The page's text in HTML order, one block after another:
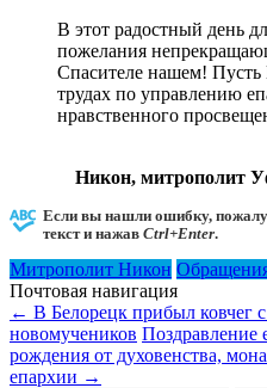
В этот радостный день
пожелания
Спасителе нашем! Пусть
трудах по управлению
нравственного
Никон, митрополит
Если вы нашли ошибку,
текст и нажав Ctrl+Enter.
Митрополит Никон
Почтовая навигация
← В Белорецк прибыл ковчег
новомучеников Поздравление
рождения от духовенства,
епархии →